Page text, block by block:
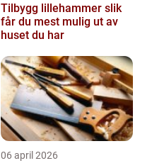
Tilbygg lillehammer slik
får du mest mulig ut av
huset du har
06 april 2026